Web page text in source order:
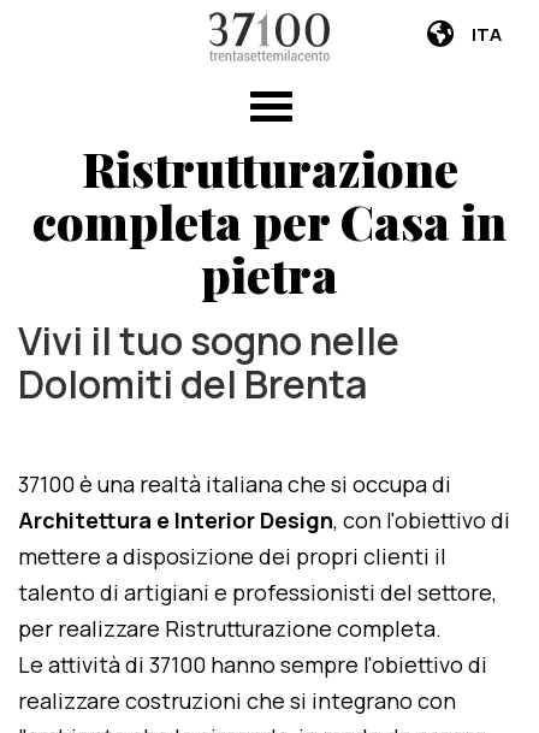
ITA
Ristrutturazione
completa per Casa in
pietra
Vivi il tuo sogno nelle
Dolomiti del Brenta
37100 è una realtà italiana che si occupa di
Architettura e Interior Design, con l'obiettivo di
mettere a disposizione dei propri clienti il
talento di artigiani e professionisti del settore,
per realizzare Ristrutturazione completa.
Le attività di 37100 hanno sempre l'obiettivo di
realizzare costruzioni che si integrano con